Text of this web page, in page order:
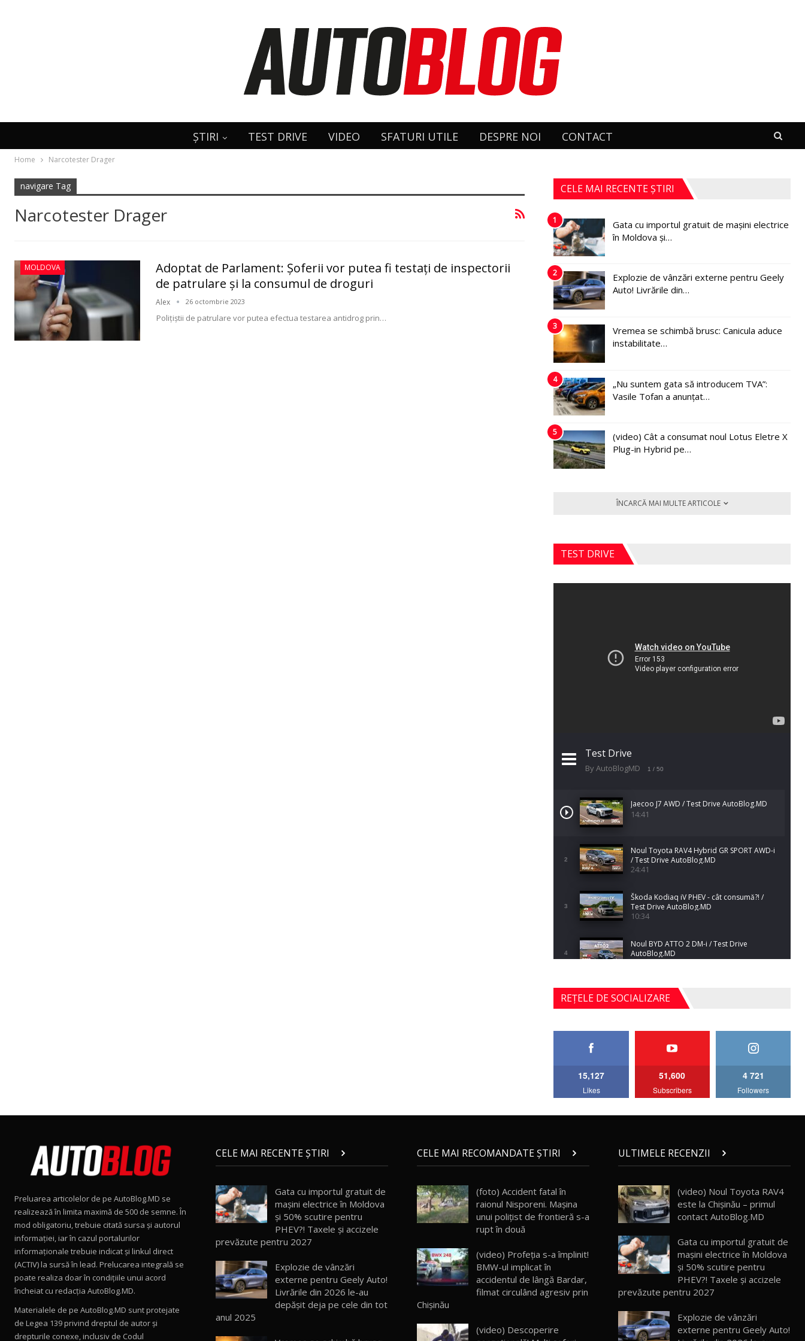
ȘTIRI TEST DRIVE VIDEO SFATURI UTILE DESPRE NOI CONTACT
Home Narcotester Drager
navigare Tag
Narcotester Drager
MOLDOVA
Adoptat de Parlament: Șoferii vor putea fi testați de inspectorii
de patrulare şi la consumul de droguri
Alex 26 octombrie 2023
Polițiștii de patrulare vor putea efectua testarea antidrog prin…
CELE MAI RECENTE ȘTIRI
1
Gata cu importul gratuit de mașini electrice
în Moldova și…
2
Explozie de vânzări externe pentru Geely
Auto! Livrările din…
3
Vremea se schimbă brusc: Canicula aduce
instabilitate…
4
„Nu suntem gata să introducem TVA”:
Vasile Tofan a anunțat…
5
(video) Cât a consumat noul Lotus Eletre X
Plug-in Hybrid pe…
ÎNCARCĂ MAI MULTE ARTICOLE
TEST DRIVE
Test Drive
By AutoBlogMD 1 / 50
Jaecoo J7 AWD / Test Drive AutoBlog.MD
14:41
2
Noul Toyota RAV4 Hybrid GR SPORT AWD-i
/ Test Drive AutoBlog.MD
24:41
3
Škoda Kodiaq iV PHEV - cât consumă?! /
Test Drive AutoBlog.MD
10:34
4
Noul BYD ATTO 2 DM-i / Test Drive
AutoBlog.MD
5
Noul Mercedes-Benz S-Class facelift (S 580
4MATIC V223) / Test Drive AutoBlog.MD
27:33
AutoBlog.MD
15:08
15:22
Mercedes-AMG E 53 HYBRID 4MATIC+ /
Test Drive AutoBlog.MD
16:27
11
Noul Volvo ES90 / Test Drive AutoBlog.MD
Noul MG HS / Test Drive AutoBlog.MD
16:48
REȚELE DE SOCIALIZARE
15,127
Likes
51,600
Subscribers
4 721
Followers
Preluarea articolelor de pe AutoBlog.MD se
realizează în limita maximă de 500 de semne. În
mod obligatoriu, trebuie citată sursa și autorul
informației, iar în cazul portalurilor
informaționale trebuie indicat și linkul direct
(ACTIV) la sursă în lead. Prelucarea integrală se
poate realiza doar în condițiile unui acord
încheiat cu redacţia AutoBlog.MD.
Materialele de pe AutoBlog.MD sunt protejate
de Legea 139 privind dreptul de autor și
drepturile conexe, inclusiv de Codul
CELE MAI RECENTE ȘTIRI
Gata cu importul gratuit de
mașini electrice în Moldova
și 50% scutire pentru
PHEV?! Taxele și accizele
prevăzute pentru 2027
Explozie de vânzări
externe pentru Geely Auto!
Livrările din 2026 le-au
depășit deja pe cele din tot
anul 2025
CELE MAI RECOMANDATE ȘTIRI
(foto) Accident fatal în
raionul Nisporeni. Maşina
unui poliţist de frontieră s-a
rupt în două
(video) Profeţia s-a împlinit!
BMW-ul implicat în
accidentul de lângă Bardar,
filmat circulând agresiv prin
Chişinău
(video) Descoperire
ULTIMELE RECENZII
(video) Noul Toyota RAV4
este la Chișinău – primul
contact AutoBlog.MD
Gata cu importul gratuit de
mașini electrice în Moldova
și 50% scutire pentru
PHEV?! Taxele și accizele
prevăzute pentru 2027
Explozie de vânzări
externe pentru Geely Auto!